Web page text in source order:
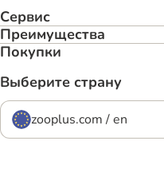
Сервис
Преимуществa
Покупки
Выберите страну
zooplus.com / en